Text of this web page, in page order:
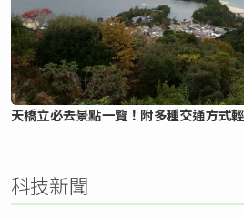
天橋立必去景點一覽！附多種交通方式
科技新聞